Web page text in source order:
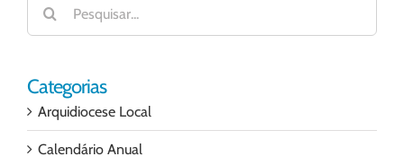
resultados
para:
Categorias
Arquidiocese Local
Calendário Anual